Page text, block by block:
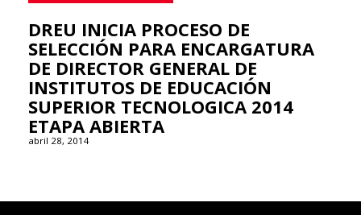
DREU INICIA PROCESO DE
SELECCIÓN PARA ENCARGATURA
DE DIRECTOR GENERAL DE
INSTITUTOS DE EDUCACIÓN
SUPERIOR TECNOLOGICA 2014
ETAPA ABIERTA
abril 28, 2014